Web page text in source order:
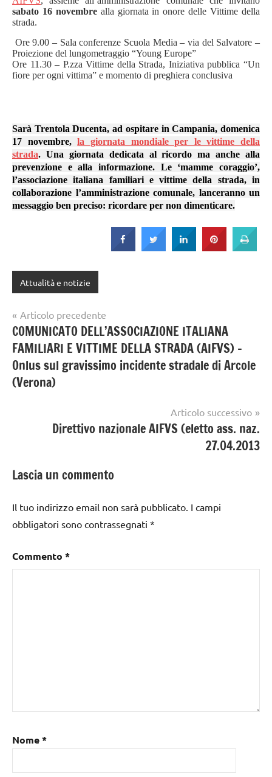
sabato 16 novembre alla giornata in onore delle Vittime della
strada.
Ore 9.00 – Sala conferenze Scuola Media – via del Salvatore –
Proiezione del lungometraggio “Young Europe”
Ore 11.30 – P.zza Vittime della Strada, Iniziativa pubblica “Un
fiore per ogni vittima” e momento di preghiera conclusiva
Sarà Trentola Ducenta, ad ospitare in Campania, domenica
17 novembre,la giornata mondiale per le vittime della
strada. Una giornata dedicata al ricordo ma anche alla
prevenzione e alla informazione. Le ‘mamme coraggio’,
l’associazione italiana familiari e vittime della strada, in
collaborazione l’amministrazione comunale, lanceranno un
messaggio ben preciso: ricordare per non dimenticare.
Attualità e notizie
Navigazione
articoli
Articolo precedente
COMUNICATO DELL’ASSOCIAZIONE ITALIANA
FAMILIARI E VITTIME DELLA STRADA (AIFVS) –
Onlus sul gravissimo incidente stradale di Arcole
(Verona)
Articolo successivo
Direttivo nazionale AIFVS (eletto ass. naz.
27.04.2013
Lascia un commento
Il tuo indirizzo email non sarà pubblicato. I campi
obbligatori sono contrassegnati *
Commento *
Nome*